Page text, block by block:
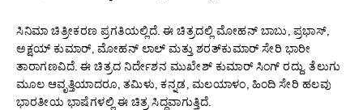
ಸಿನಿಮಾ ಚಿತ್ರೀಕರಣ ಪ್ರಗತಿಯಲ್ಲಿದೆ. ಈ ಚಿತ್ರದಲ್ಲಿ ಮೋಹನ್ ಬಾಬು, ಪ್ರಭಾಸ್,
ಅಕ್ಷಯ್ ಕುಮಾರ್, ಮೋಹನ್ ಲಾಲ್ ಮತ್ತು ಶರತ್‌ಕುಮಾರ್ ಸೇರಿ ಭಾರೀ
ತಾರಾಗಣವಿದೆ. ಈ ಚಿತ್ರದ ನಿರ್ದೇಶನ ಮುಖೇಶ್‌ ಕುಮಾರ್‌ ಸಿಂಗ್ ರದ್ದು. ತೆಲುಗು
ಮೂಲ ಆವೃತ್ತಿಯಾದರೂ, ತಮಿಳು, ಕನ್ನಡ, ಮಲಯಾಳಂ, ಹಿಂದಿ ಸೇರಿ ಹಲವು
ಭಾರತೀಯ ಭಾಷೆಗಳಲ್ಲಿ ಈ ಚಿತ್ರ ಸಿದ್ಧವಾಗುತ್ತಿದೆ.